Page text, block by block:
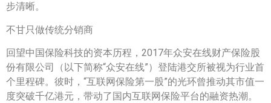
步清晰。
不甘只做传统分销商
回望中国保险科技的资本历程，2017年众安在线财产保险股
份有限公司（以下简称“众安在线”）登陆港交所被视为行业首
个里程碑。彼时，“互联网保险第一股”的光环曾推动其市值一
度突破千亿港元，带动了国内互联网保险平台的融资热潮。